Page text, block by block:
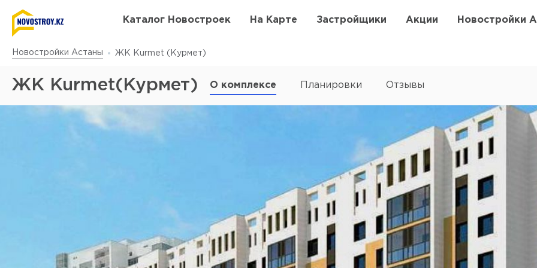
Каталог Новостроек На Карте Застройщики Акции Новостройки
Новостройки Астаны ЖК Kurmet (Курмет)
ЖК Kurmet(Курмет) О комплексе Планировки Отзывы